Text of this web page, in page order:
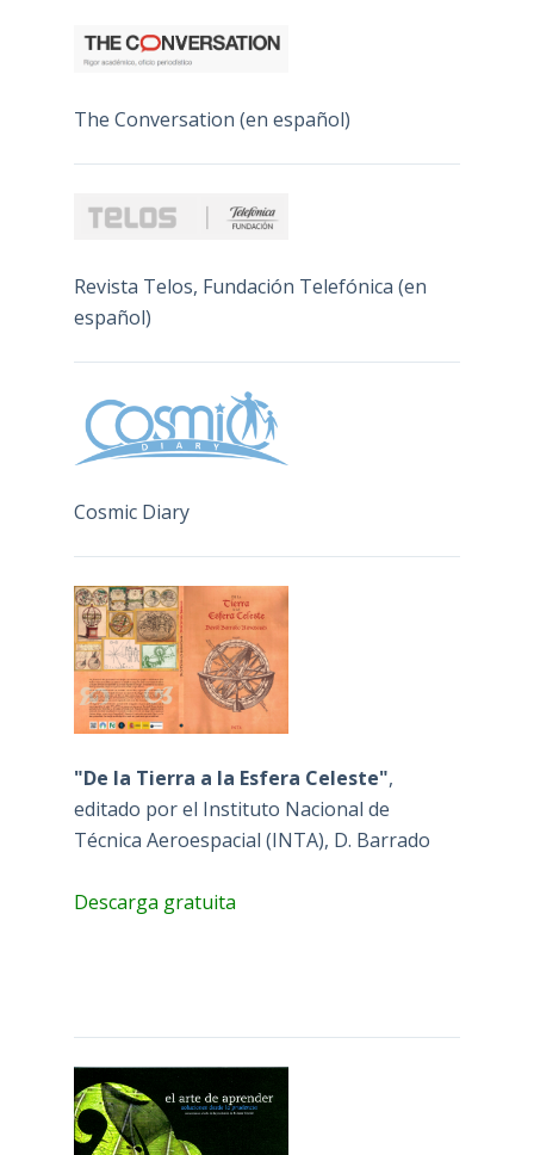
The Conversation (en español)
Revista Telos, Fundación Telefónica (en
español)
Cosmic Diary
"De la Tierra a la Esfera Celeste",
editado por el Instituto Nacional de
Técnica Aeroespacial (INTA), D. Barrado
Descarga gratuita